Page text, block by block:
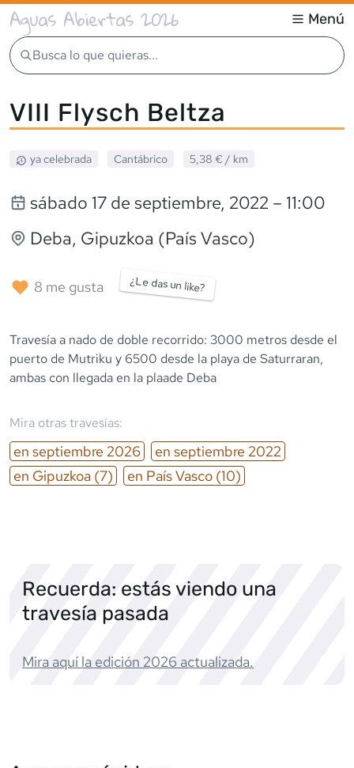
Aguas Abiertas 2026 Menú
Busca lo que quieras...
VIII Flysch Beltza
ya celebrada Cantábrico 5,38 € / km
sábado 17 de septiembre, 2022 – 11:00
Deba, Gipuzkoa (País Vasco)
8 me gusta ¿Le das un like?
Travesía a nado de doble recorrido: 3000 metros desde el
puerto de Mutriku y 6500 desde la playa de Saturraran,
ambas con llegada en la plaade Deba
Mira otras travesías:
en septiembre 2026 en septiembre 2022
en Gipuzkoa (7) en País Vasco (10)
Recuerda: estás viendo una
travesía pasada
Mira aquí la edición 2026 actualizada.